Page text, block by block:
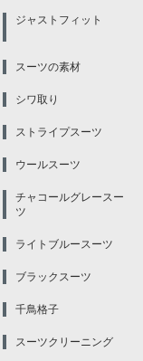
ジャストフィット
スーツの素材
シワ取り
ストライプスーツ
ウールスーツ
チャコールグレースー
ツ
ライトブルースーツ
ブラックスーツ
千鳥格子
スーツクリーニング